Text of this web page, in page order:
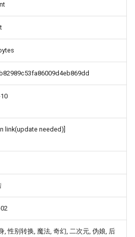
link(update needed)]
, 性别转换, 魔法, 奇幻, 二次元, 伪娘, 后